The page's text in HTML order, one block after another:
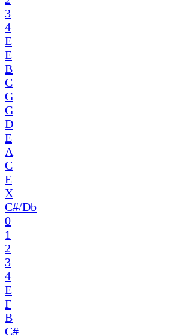
3
4
E
E
B
C
G
G
D
E
A
C
E
X
C#/Db
0
1
2
3
4
E
F
B
C#